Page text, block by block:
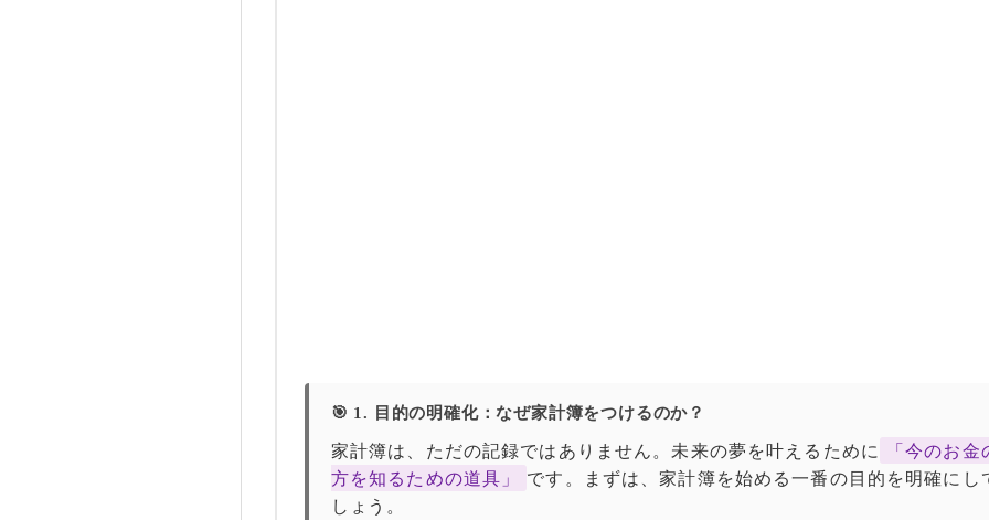
🎯 1. 目的の明確化：なぜ家計簿をつけるのか？
家計簿は、ただの記録ではありません。未来の夢を叶えるために
「今のお
方を知るための道具」
です。まずは、家計簿を始める一番の目的を明確にし
しょう。